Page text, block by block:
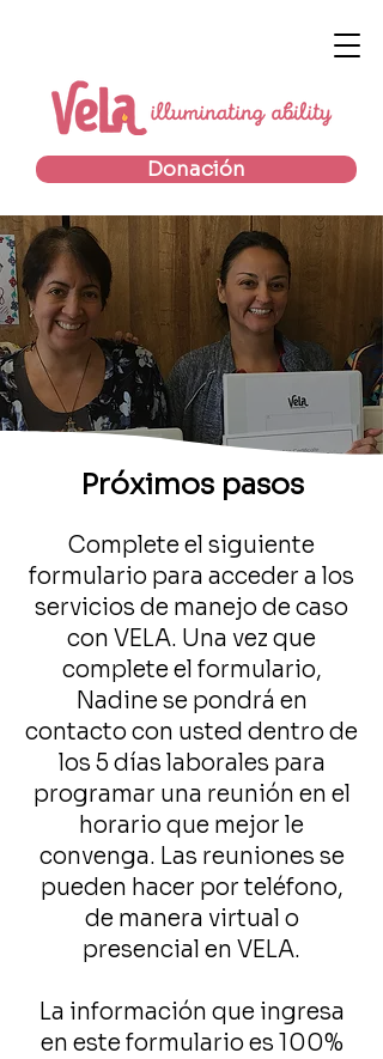
Donación
Registración de
manejo de caso
Próximos pasos
Complete el siguiente
formulario para acceder a los
servicios de manejo de caso
con VELA. Una vez que
complete el formulario,
Nadine se pondrá en
contacto con usted dentro de
los 5 días laborales para
programar una reunión en el
horario que mejor le
convenga. Las reuniones se
pueden hacer por teléfono,
de manera virtual o
presencial en VELA.
La información que ingresa
en este formulario es 100%